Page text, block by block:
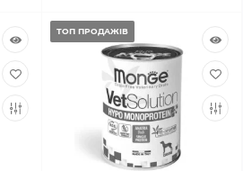
ТОП ПРОДАЖІВ